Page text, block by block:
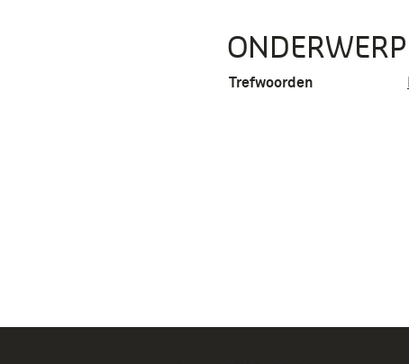
ONDERWERP
Trefwoorden